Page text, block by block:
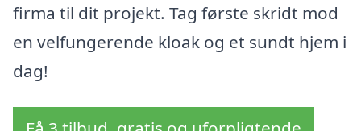
firma til dit projekt. Tag første skridt mod
en velfungerende kloak og et sundt hjem i
dag!